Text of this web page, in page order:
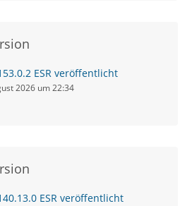
ESR veröffentlicht
2026 um 22:34
ESR veröffentlicht